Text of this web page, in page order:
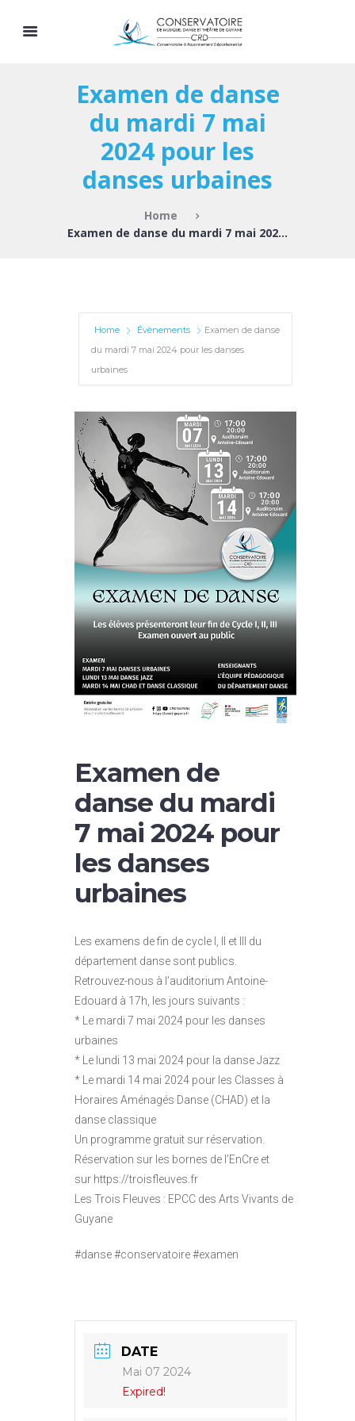
Examen de danse
du mardi 7 mai
2024 pour les
danses urbaines
Home
Examen de danse du mardi 7 mai 2024 pour les...
Home Évènements
Examen de danse
du mardi 7 mai 2024 pour les danses
urbaines
Examen de
danse du mardi
7 mai 2024 pour
les danses
urbaines
Les examens de fin de cycle I, II et III du
département danse sont publics.
Retrouvez-nous à l’auditorium Antoine-
Edouard à 17h, les jours suivants :
* Le mardi 7 mai 2024 pour les danses
urbaines
* Le lundi 13 mai 2024 pour la danse Jazz
* Le mardi 14 mai 2024 pour les Classes à
Horaires Aménagés Danse (CHAD) et la
danse classique
Un programme gratuit sur réservation.
Réservation sur les bornes de l’EnCre et
sur https://troisfleuves.fr
Les Trois Fleuves : EPCC des Arts Vivants de
Guyane
#danse #conservatoire #examen
DATE
Mai 07 2024
Expired!